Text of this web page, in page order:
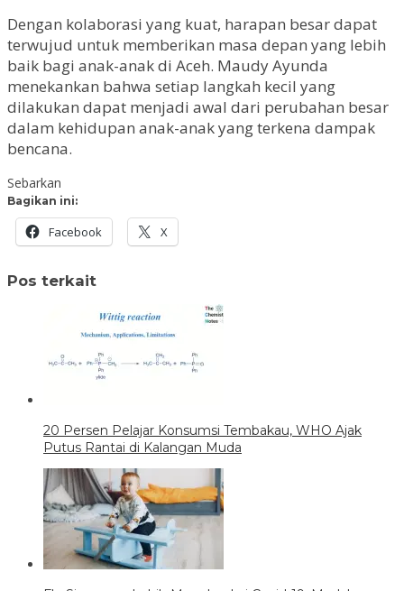
Dengan kolaborasi yang kuat, harapan besar dapat
terwujud untuk memberikan masa depan yang lebih
baik bagi anak-anak di Aceh. Maudy Ayunda
menekankan bahwa setiap langkah kecil yang
dilakukan dapat menjadi awal dari perubahan besar
dalam kehidupan anak-anak yang terkena dampak
bencana.
Sebarkan
Bagikan ini:
Facebook X
Pos terkait
20 Persen Pelajar Konsumsi Tembakau, WHO Ajak
Putus Rantai di Kalangan Muda